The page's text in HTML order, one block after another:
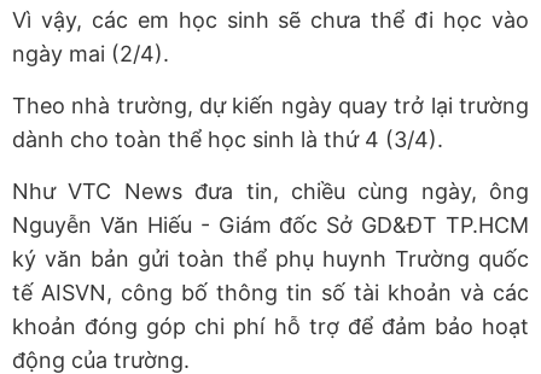
Vì vậy, các em học sinh sẽ chưa thể đi học vào
ngày mai (2/4).
Theo nhà trường, dự kiến ngày quay trở lại trường
dành cho toàn thể học sinh là thứ 4 (3/4).
Như VTC News đưa tin, chiều cùng ngày, ông
Nguyễn Văn Hiếu - Giám đốc Sở GD&ĐT TP.HCM
ký văn bản gửi toàn thể phụ huynh Trường quốc
tế AISVN, công bố thông tin số tài khoản và các
khoản đóng góp chi phí hỗ trợ để đảm bảo hoạt
động của trường.